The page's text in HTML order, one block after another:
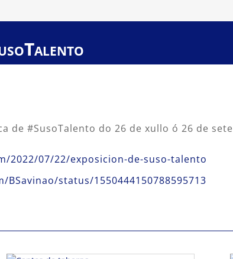
de #SusoTalento do 26 de xullo ó 26 de
2022/07/22/exposicion-de-suso-talento
status/1550444150788595713